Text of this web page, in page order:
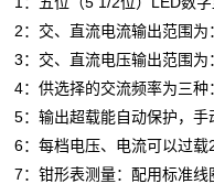
2：交、直流电流输出范围为
3：交、直流电压输出范围为
4：供选择的交流频率为三种
5：输出超载能自动保护，手
6：每档电压、电流可以过载
7：钳形表测量：配用标准线